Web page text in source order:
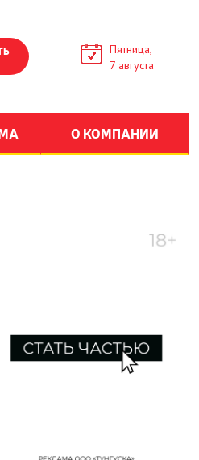
Пятница,
7 августа
О КОМПАНИИ